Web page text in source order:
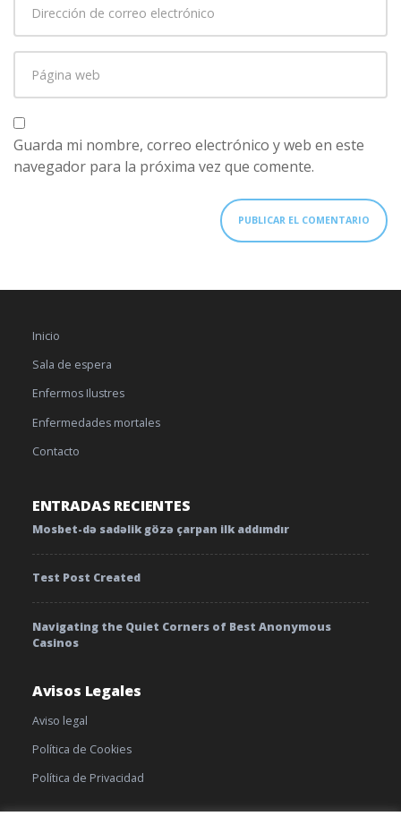
correo
web
Guarda mi nombre, correo electrónico y web en este
navegador para la próxima vez que comente.
Inicio
Sala de espera
Enfermos Ilustres
Enfermedades mortales
Contacto
ENTRADAS RECIENTES
Mosbet-də sadəlik gözə çarpan ilk addımdır
Test Post Created
Navigating the Quiet Corners of Best Anonymous
Casinos
Avisos Legales
Aviso legal
Política de Cookies
Política de Privacidad